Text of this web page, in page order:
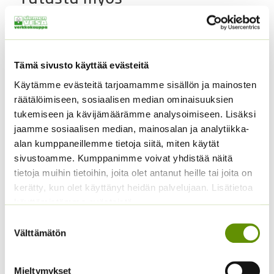
Tämä sivusto käyttää evästeitä
Käytämme evästeitä tarjoamamme sisällön ja mainosten
räätälöimiseen, sosiaalisen median ominaisuuksien
tukemiseen ja kävijämäärämme analysoimiseen. Lisäksi
jaamme sosiaalisen median, mainosalan ja analytiikka-
alan kumppaneillemme tietoja siitä, miten käytät
sivustoamme. Kumppanimme voivat yhdistää näitä
tietoja muihin tietoihin, joita olet antanut heille tai joita on
kerätty, kun olet käyttänyt heidän palvelujaan. Lisätietoa
käyttämistämme evästeistä
valinta
Välttämätön
Mieltymykset
Avomaankurkku Reinin
rypäle
1,45€ – 19,45€Hintaluokka:
1,45 €
-
Sisältää
arvonlisäveron
Tomaatti Goldene
Königin annos, 1 g, tai 5
g.
ALE!
2,49 €